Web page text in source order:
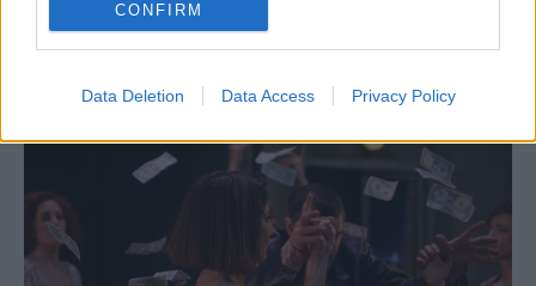
CONFIRM
Data Deletion Data Access Privacy Policy